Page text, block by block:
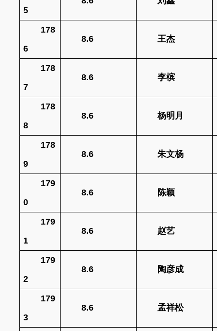
5
178
6
8.6 王杰
178
7
8.6 李槟
178
8
8.6 杨明月
178
9
8.6 朱文杨
179
0
8.6 陈颖
179
1
8.6 赵艺
179
2
8.6 陶彦成
179
3
8.6 孟祥松